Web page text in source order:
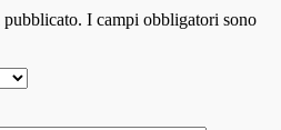
I campi obbligatori sono